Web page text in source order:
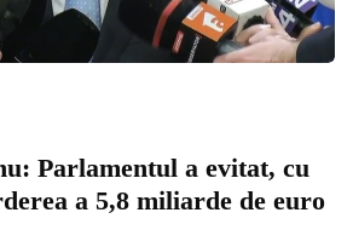
Parlamentul a evitat, cu
a 5,8 miliarde de euro